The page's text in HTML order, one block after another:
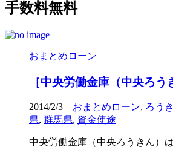
手数料無料
おまとめローン
［中央労働金庫（中央ろ
2014/2/3 おまとめローン, ろう
県, 群馬県, 資金使途
中央労働金庫（中央ろうきん）